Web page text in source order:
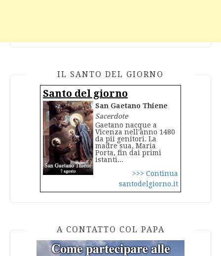
IL SANTO DEL GIORNO
Santo del giorno
San Gaetano Thiene
Sacerdote
Gaetano nacque a
Vicenza nell'anno 1480
da pii genitori. La
madre sua, Maria
Porta, fin dai primi
istanti...
>>> Continua
santodelgiorno.it
A CONTATTO COL PAPA